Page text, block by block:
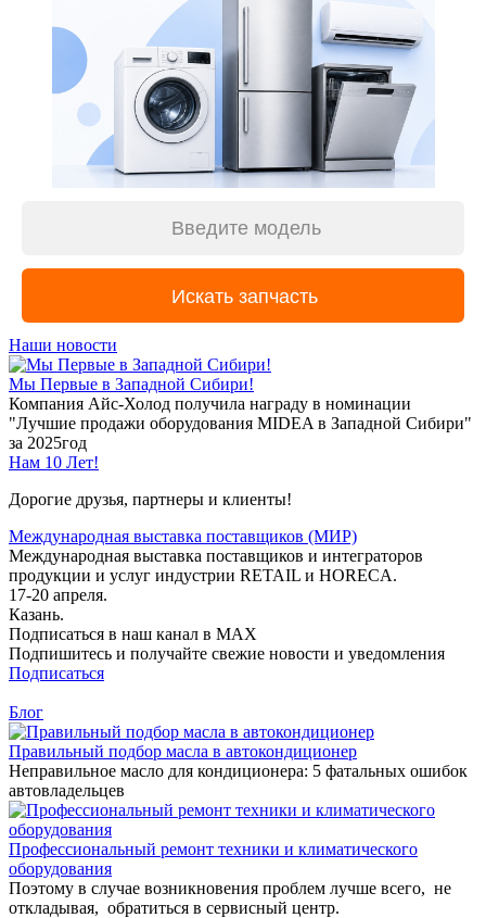
Наши новости
Мы Первые в Западной Сибири!
Компания Айс-Холод получила награду в номинации
"Лучшие продажи оборудования MIDEA в Западной Сибири"
за 2025год
Нам 10 Лет!
Дорогие друзья, партнеры и клиенты!
Международная выставка поставщиков (МИР)
Международная выставка поставщиков и интеграторов
продукции и услуг индустрии RETAIL и HORECA.
17-20 апреля.
Казань.
Подписаться в наш канал в MAX
Подпишитесь и получайте свежие новости и уведомления
Подписаться
Блог
Правильный подбор масла в автокондиционер
Неправильное масло для кондиционера: 5 фатальных ошибок
автовладельцев
Профессиональный ремонт техники и климатического
оборудования
Поэтому в случае возникновения проблем лучше всего, не
откладывая, обратиться в сервисный центр.